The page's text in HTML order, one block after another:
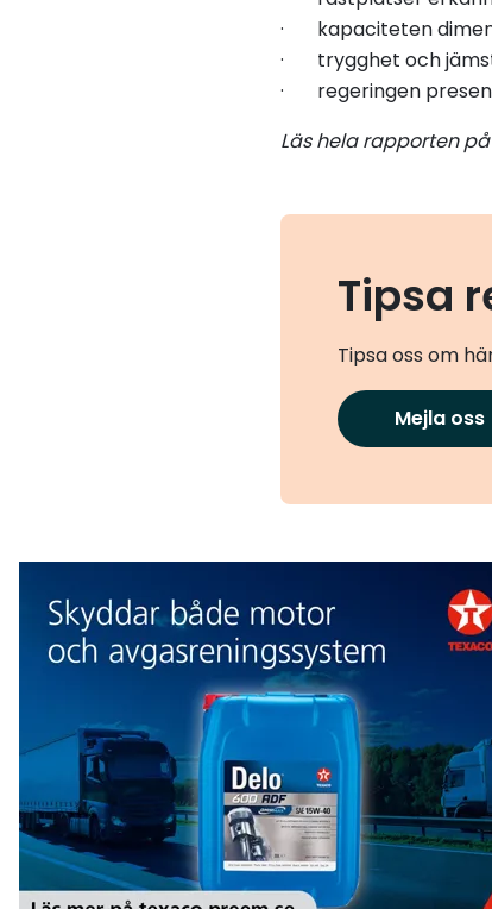
· kapaciteten
· trygghet och
· regeringen
Läs hela rapporten på
Tipsa
Tipsa oss om
Mejla oss